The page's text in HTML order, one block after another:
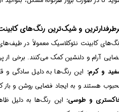
و شیک‌ترین رنگ‌های
کابینت نئوکلاسیک معمولاً در
آرام و دلنشین کمک می‌کنند. برخی از
و کرم: این رنگ‌ها به دلیل سادگی و
هستند و به ایجاد فضایی روشن و باز
و طوسی: این رنگ‌ها به دلیل